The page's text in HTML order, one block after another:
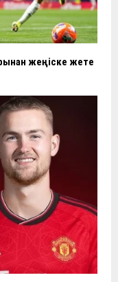
жеңіске жете